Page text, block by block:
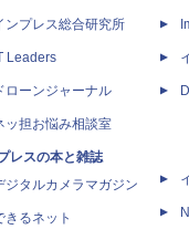
ンプレス総合研究所
Leaders
ローンジャーナル
ッ担お悩み相談室
レスの本と雑誌
ジタルカメラマガジン
きるネット